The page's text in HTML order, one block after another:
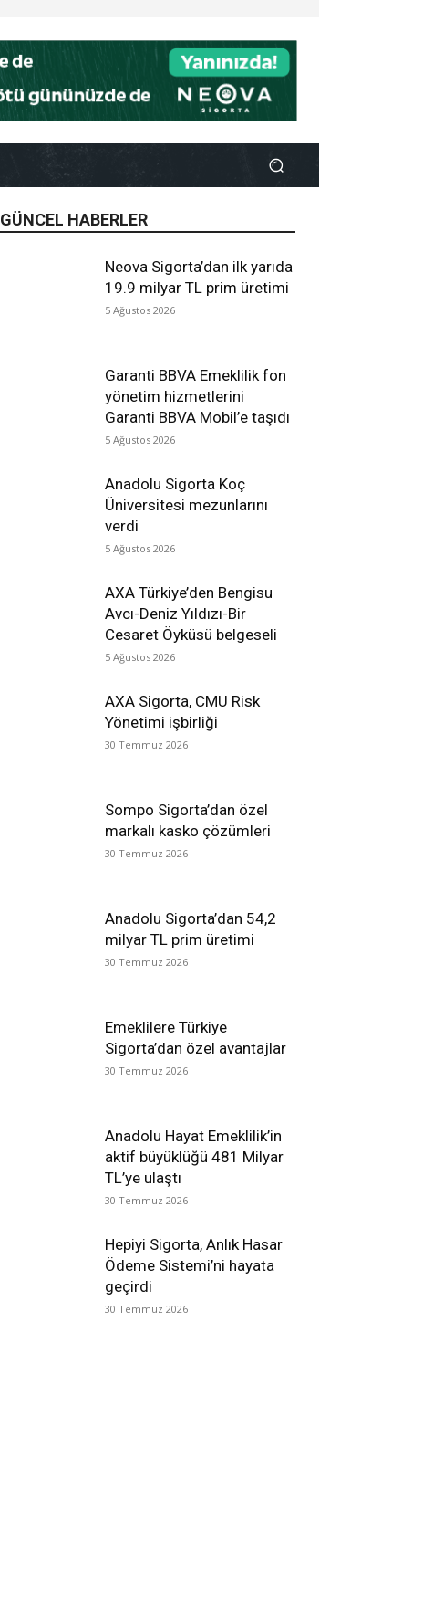
GÜNCEL HABERLER
Neova Sigorta’dan ilk yarıda
19.9 milyar TL prim üretimi
5 Ağustos 2026
Garanti BBVA Emeklilik fon
yönetim hizmetlerini
Garanti BBVA Mobil’e taşıdı
5 Ağustos 2026
Anadolu Sigorta Koç
Üniversitesi mezunlarını
verdi
5 Ağustos 2026
AXA Türkiye’den Bengisu
Avcı-Deniz Yıldızı-Bir
Cesaret Öyküsü belgeseli
5 Ağustos 2026
AXA Sigorta, CMU Risk
Yönetimi işbirliği
30 Temmuz 2026
Sompo Sigorta’dan özel
markalı kasko çözümleri
30 Temmuz 2026
Anadolu Sigorta’dan 54,2
milyar TL prim üretimi
30 Temmuz 2026
Emeklilere Türkiye
Sigorta’dan özel avantajlar
30 Temmuz 2026
Anadolu Hayat Emeklilik’in
aktif büyüklüğü 481 Milyar
TL’ye ulaştı
30 Temmuz 2026
Hepiyi Sigorta, Anlık Hasar
Ödeme Sistemi’ni hayata
geçirdi
30 Temmuz 2026